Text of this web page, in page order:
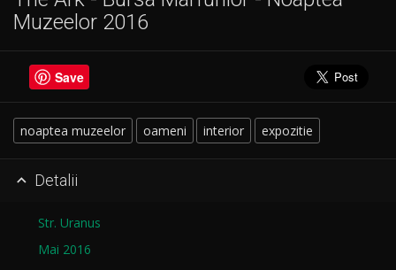
Muzeelor 2016
Save
noaptea muzeelor oameni interior expozitie
 Detalii
Str. Uranus
Mai 2016